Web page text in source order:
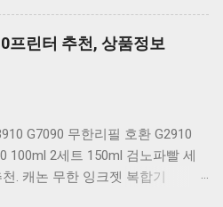
갈축 일반형 레트로 베이지. 체리
TKL RGB 게이밍 텐키리스 기
종 축 선택 저소음적축 블랙. 체리
Retro. COX CK01 교체축 사이드
계식 키보드 네이비 CK01NV적축
보드 XTRFY MX BOARD 3.1 RGB
프린터 추천, 상품정보
G7090 무한리필 호환 G2910
100ml 2세트 150ml 검노파빨 세
. 캐논 무한 잉크젯 복합기